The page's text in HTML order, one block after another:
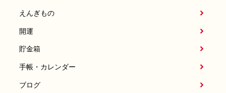
えんぎもの
開運
貯金箱
手帳・カレンダー
ブログ